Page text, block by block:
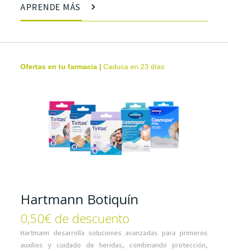
APRENDE MÁS
Ofertas en tu farmacia | Caduca en 23 días
Hartmann Botiquín
0,50€ de descuento
Hartmann desarrolla soluciones avanzadas para primeros
auxilios y cuidado de heridas, combinando protección,